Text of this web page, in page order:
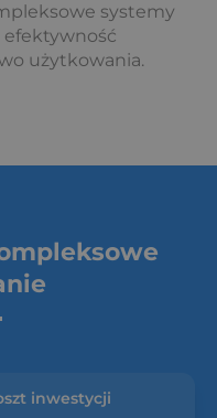
systemy
efektywność
użytkowania.
inwestycji